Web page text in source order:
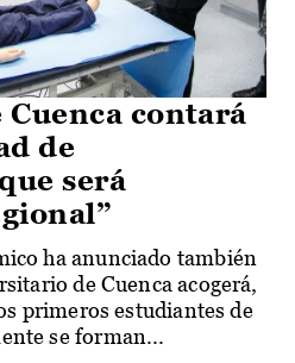
contará
de
será
ha anunciado también
de Cuenca acogerá,
primeros estudiantes de
se forman...